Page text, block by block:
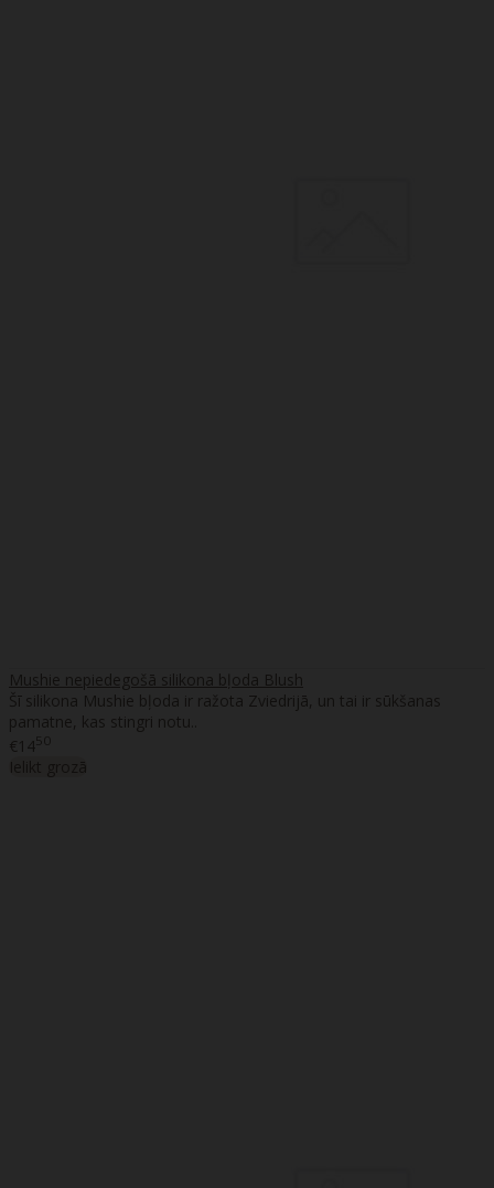
Mushie nepiedegošā silikona bļoda Blush
Šī silikona Mushie bļoda ir ražota Zviedrijā, un tai ir sūkšanas
pamatne, kas stingri notu..
€1450
Ielikt grozā